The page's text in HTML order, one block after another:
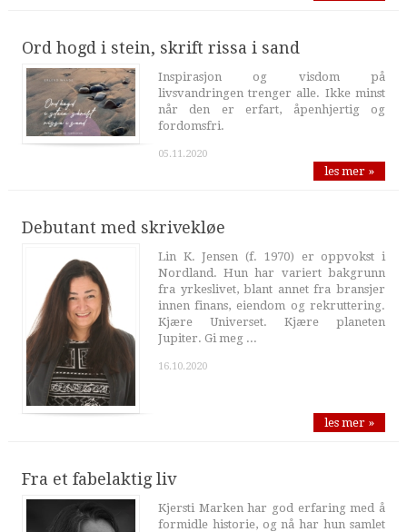
Ord hogd i stein, skrift rissa i sand
Inspirasjon og visdom på
livsvandringen trenger alle. Ikke minst
når den er erfart, åpenhjertig og
fordomsfri.
05.11.2020
les mer »
Debutant med skrivekløe
Lin K. Jensen (f. 1970) er oppvokst i
Nordland. Hun har variert bakgrunn
fra yrkeslivet, blant annet fra bransjer
innen finans, eiendom og rekruttering.
Kjære Universet. Kjære planeten
Jupiter. Gi meg ...
16.10.2020
les mer »
Fra et fabelaktig liv
Kjersti Marken har god erfaring med å
formidle historie, og nå har hun samlet